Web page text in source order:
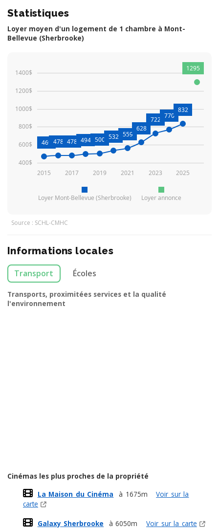
Statistiques
Loyer moyen d'un logement de 1 chambre à Mont-
Bellevue (Sherbrooke)
Loyer Mont-Bellevue (Sherbrooke) Loyer annonce
2015 2017 2019 2021 2023 2025
400$
600$
800$
1000$
1200$
1400$
469 478 478 494 500 532 559
628
722 770
832
1295
Source : SCHL-CMHC
Informations locales
Transport Écoles
Transports, proximitées services et la qualité
l'environnement
Cinémas les plus proches de la propriété
La Maison du Cinéma
à 1675m
Voir sur la
carte
Galaxy Sherbrooke à 6050m Voir sur la carte